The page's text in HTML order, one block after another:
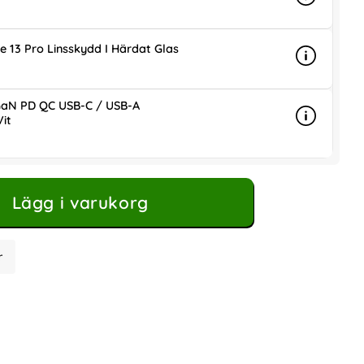
13 Pro Linsskydd I Härdat Glas
Info
mer info
PD QC USB-C / USB-A
Info
mer info
Lägg i varukorg